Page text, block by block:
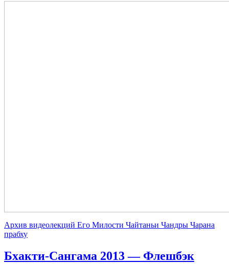
Архив видеолекций Его Милости Чайтаньи Чандры Чарана
прабху
Бхакти-Сангама 2013 — Флешбэк